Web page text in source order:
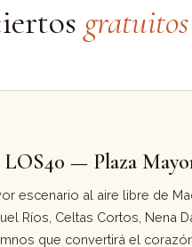
gratuitos
— Plaza
escenario al aire libre de
Ríos, Celtas Cortos, Nena
que convertirá el